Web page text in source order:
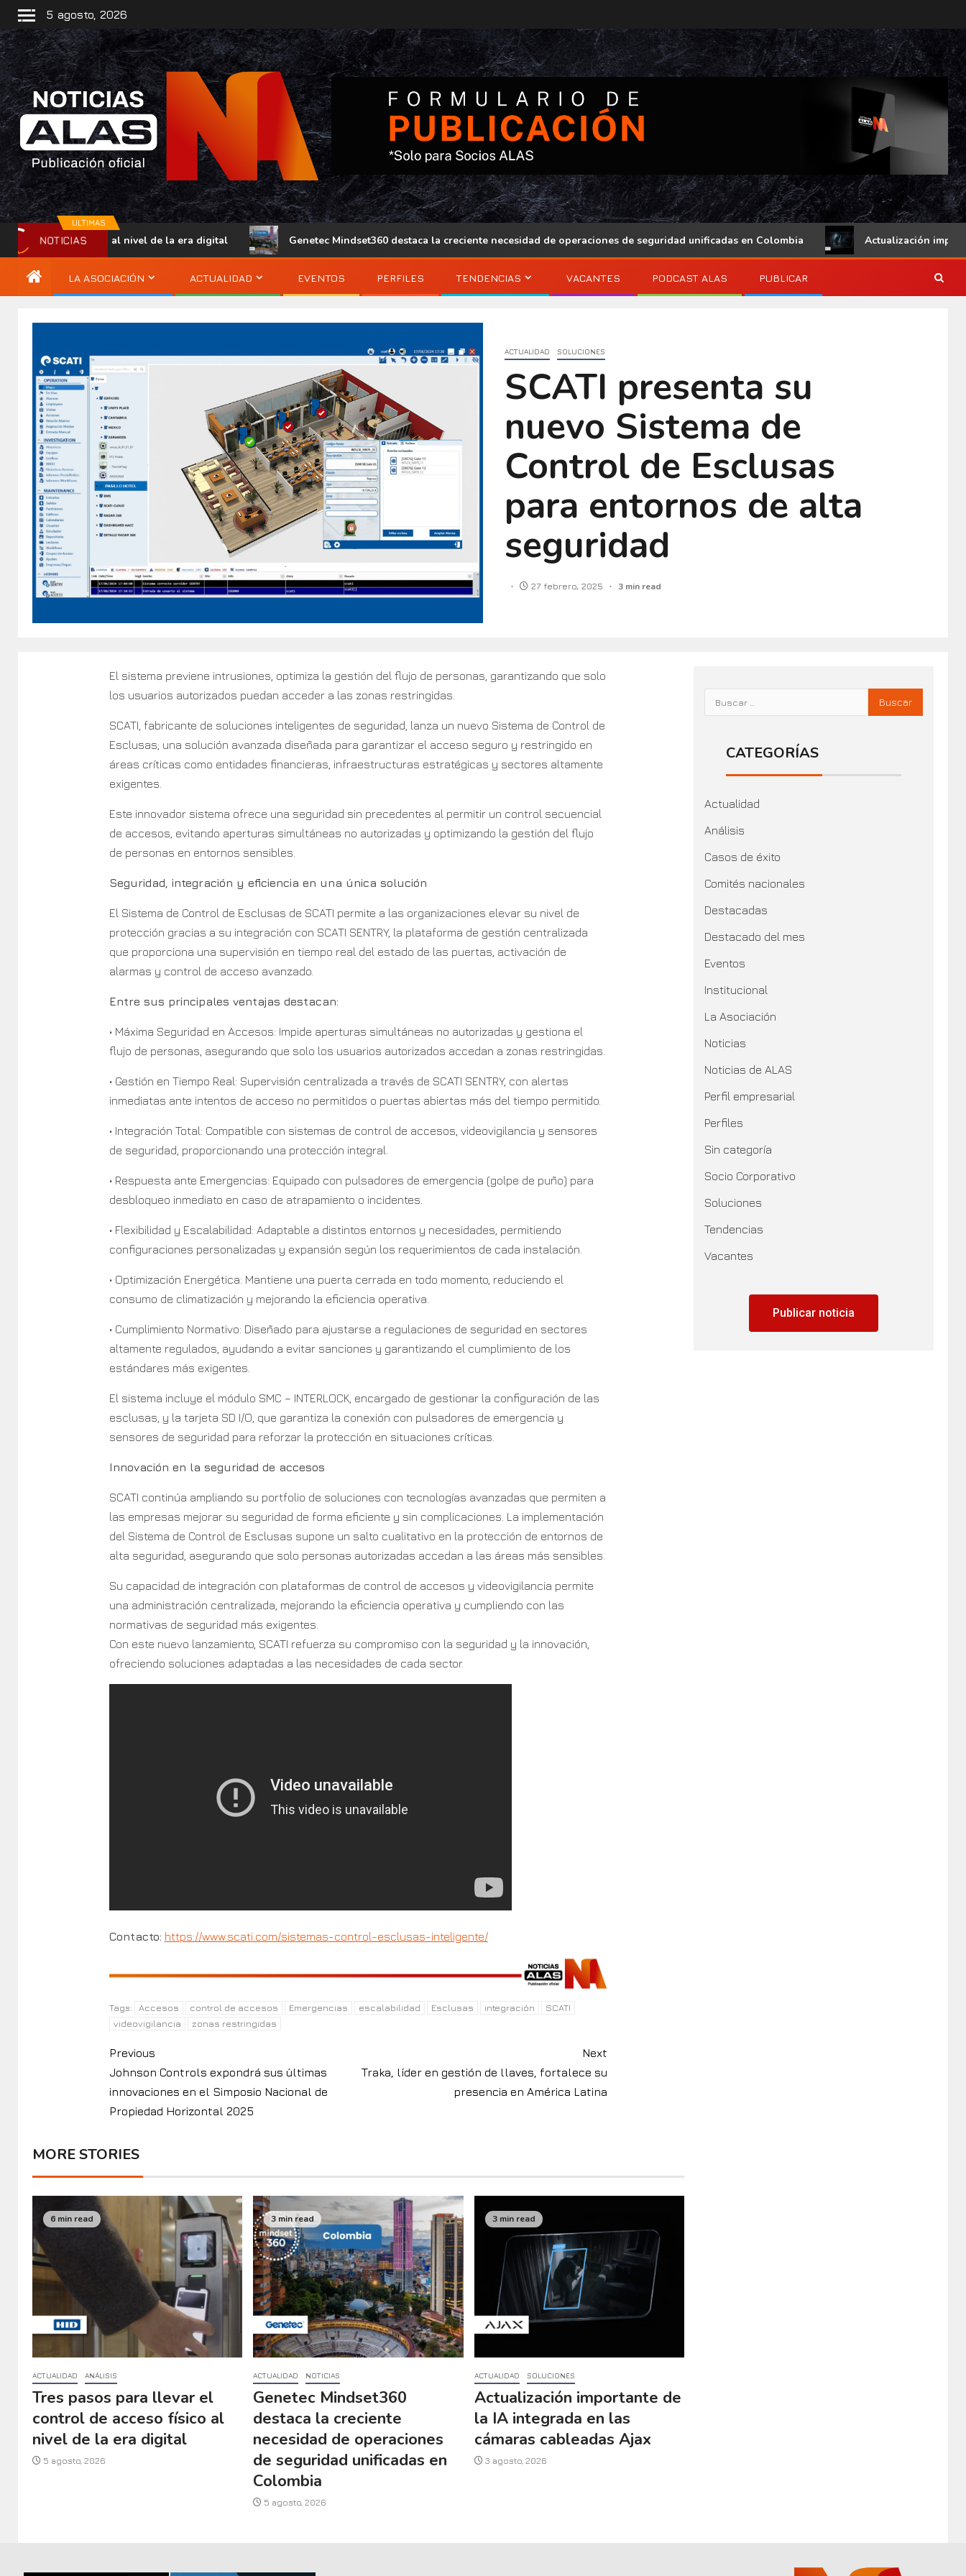
5 agosto, 2026
ULTIMAS
NOTICIAS
físico al nivel de la era digital Genetec Mindset360 destaca la creciente necesidad de operaciones de seguridad unificadas en Colombia Actualización importante de
LA ASOCIACIÓN ACTUALIDAD EVENTOS PERFILES TENDENCIAS VACANTES PODCAST ALAS PUBLICAR
ACTUALIDAD SOLUCIONES
SCATI presenta su
nuevo Sistema de
Control de Esclusas
para entornos de alta
seguridad
27 febrero, 2025 3 min read
El sistema previene intrusiones, optimiza la gestión del flujo de personas, garantizando que solo
los usuarios autorizados puedan acceder a las zonas restringidas.
SCATI, fabricante de soluciones inteligentes de seguridad, lanza un nuevo Sistema de Control de
Esclusas; una solución avanzada diseñada para garantizar el acceso seguro y restringido en
áreas críticas como entidades financieras, infraestructuras estratégicas y sectores altamente
exigentes.
Este innovador sistema ofrece una seguridad sin precedentes al permitir un control secuencial
de accesos, evitando aperturas simultáneas no autorizadas y optimizando la gestión del flujo
de personas en entornos sensibles.
Seguridad, integración y eficiencia en una única solución
El Sistema de Control de Esclusas de SCATI permite a las organizaciones elevar su nivel de
protección gracias a su integración con SCATI SENTRY, la plataforma de gestión centralizada
que proporciona una supervisión en tiempo real del estado de las puertas, activación de
alarmas y control de acceso avanzado.
Entre sus principales ventajas destacan:
• Máxima Seguridad en Accesos: Impide aperturas simultáneas no autorizadas y gestiona el
flujo de personas, asegurando que solo los usuarios autorizados accedan a zonas restringidas.
• Gestión en Tiempo Real: Supervisión centralizada a través de SCATI SENTRY, con alertas
inmediatas ante intentos de acceso no permitidos o puertas abiertas más del tiempo permitido.
• Integración Total: Compatible con sistemas de control de accesos, videovigilancia y sensores
de seguridad, proporcionando una protección integral.
• Respuesta ante Emergencias: Equipado con pulsadores de emergencia (golpe de puño) para
desbloqueo inmediato en caso de atrapamiento o incidentes.
• Flexibilidad y Escalabilidad: Adaptable a distintos entornos y necesidades, permitiendo
configuraciones personalizadas y expansión según los requerimientos de cada instalación.
• Optimización Energética: Mantiene una puerta cerrada en todo momento, reduciendo el
consumo de climatización y mejorando la eficiencia operativa.
• Cumplimiento Normativo: Diseñado para ajustarse a regulaciones de seguridad en sectores
altamente regulados, ayudando a evitar sanciones y garantizando el cumplimiento de los
estándares más exigentes.
El sistema incluye el módulo SMC – INTERLOCK, encargado de gestionar la configuración de las
esclusas, y la tarjeta SD I/O, que garantiza la conexión con pulsadores de emergencia y
sensores de seguridad para reforzar la protección en situaciones críticas.
Innovación en la seguridad de accesos
SCATI continúa ampliando su portfolio de soluciones con tecnologías avanzadas que permiten a
las empresas mejorar su seguridad de forma eficiente y sin complicaciones. La implementación
del Sistema de Control de Esclusas supone un salto cualitativo en la protección de entornos de
alta seguridad, asegurando que solo personas autorizadas accedan a las áreas más sensibles.
Su capacidad de integración con plataformas de control de accesos y videovigilancia permite
una administración centralizada, mejorando la eficiencia operativa y cumpliendo con las
normativas de seguridad más exigentes.
Con este nuevo lanzamiento, SCATI refuerza su compromiso con la seguridad y la innovación,
ofreciendo soluciones adaptadas a las necesidades de cada sector.
Contacto: https://www.scati.com/sistemas-control-esclusas-inteligente/
Tags: Accesos control de accesos Emergencias escalabilidad Esclusas integración
SCATI
videovigilancia
zonas restringidas
Previous
Johnson Controls expondrá sus últimas
innovaciones en el Simposio Nacional de
Propiedad Horizontal 2025
Next
Traka, líder en gestión de llaves, fortalece su
presencia en América Latina
MORE STORIES
6 min read
ACTUALIDAD ANÁLISIS
Tres pasos para llevar el
control de acceso físico al
nivel de la era digital
5 agosto, 2026
3 min read
ACTUALIDAD NOTICIAS
Genetec Mindset360
destaca la creciente
necesidad de operaciones
de seguridad unificadas en
Colombia
5 agosto, 2026
3 min read
ACTUALIDAD SOLUCIONES
Actualización importante de
la IA integrada en las
cámaras cableadas Ajax
3 agosto, 2026
CATEGORÍAS
Actualidad
Análisis
Casos de éxito
Comités nacionales
Destacadas
Destacado del mes
Eventos
Institucional
La Asociación
Noticias
Noticias de ALAS
Perfil empresarial
Perfiles
Sin categoría
Socio Corporativo
Soluciones
Tendencias
Vacantes
Publicar noticia